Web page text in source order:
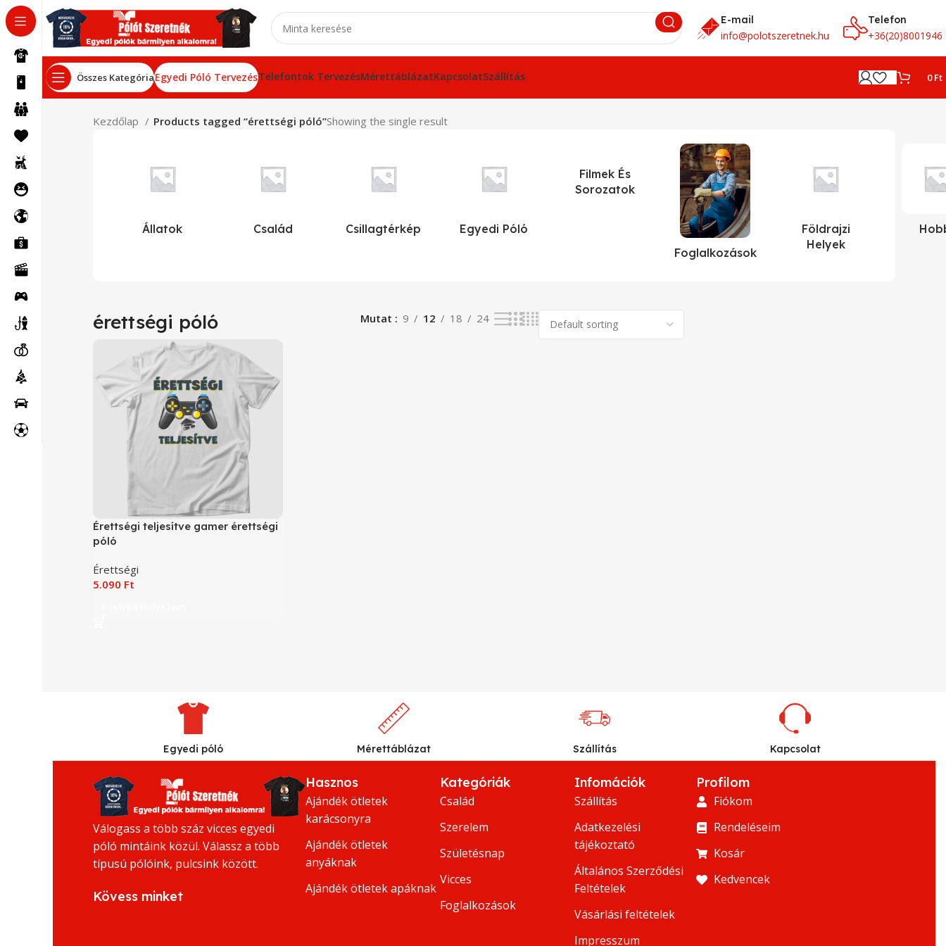
E-mail
info@polotszeretnek.hu
Telefon
+36(20)8001946
Összes KategóriaEgyedi Póló TervezésTelefontok TervezésMérettáblázatKapcsolatSzállítás 0Ft
Kezdőlap Products tagged “érettségi póló”Showing the single result
Állatok Család Csillagtérkép Egyedi Póló
Filmek És
Sorozatok
Foglalkozások
Földrajzi
Helyek
érettségi póló Mutat 9 12 18 24
Érettségi teljesítve gamer érettségi
póló
Érettségi
5.090 Ft
Egyedi póló Mérettáblázat Szállítás Kapcsolat
Válogass a több száz vicces egyedi
póló mintáink közül. Válassz a több
típusú pólóink, pulcsink között.
Kövess minket
Hasznos
Ajándék ötletek
karácsonyra
Ajándék ötletek
anyáknak
Ajándék ötletek apáknak
Kategóriák
Család
Szerelem
Születésnap
Vicces
Foglalkozások
Infomációk
Szállítás
Adatkezelési
tájékoztató
Általános Szerződési
Feltételek
Vásárlási feltételek
Impresszum
Profilom
Fiókom
Rendeléseim
Kosár
Kedvencek